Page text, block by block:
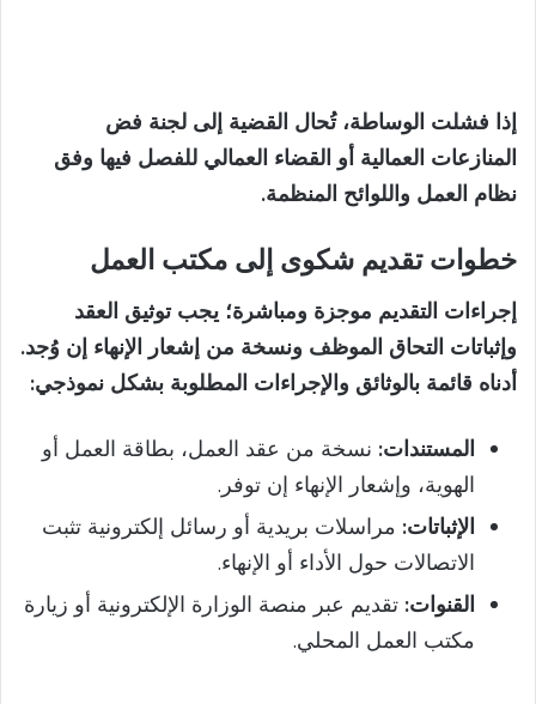
إذا فشلت الوساطة، تُحال القضية إلى لجنة فض
المنازعات العمالية أو القضاء العمالي للفصل فيها وفق
نظام العمل واللوائح المنظمة.
خطوات تقديم شكوى إلى مكتب العمل
إجراءات التقديم موجزة ومباشرة؛ يجب توثيق العقد
وإثباتات التحاق الموظف ونسخة من إشعار الإنهاء إن وُجد.
أدناه قائمة بالوثائق والإجراءات المطلوبة بشكل نموذجي:
المستندات: نسخة من عقد العمل، بطاقة العمل أو
الهوية، وإشعار الإنهاء إن توفر.
الإثباتات: مراسلات بريدية أو رسائل إلكترونية تثبت
الاتصالات حول الأداء أو الإنهاء.
القنوات: تقديم عبر منصة الوزارة الإلكترونية أو زيارة
مكتب العمل المحلي.